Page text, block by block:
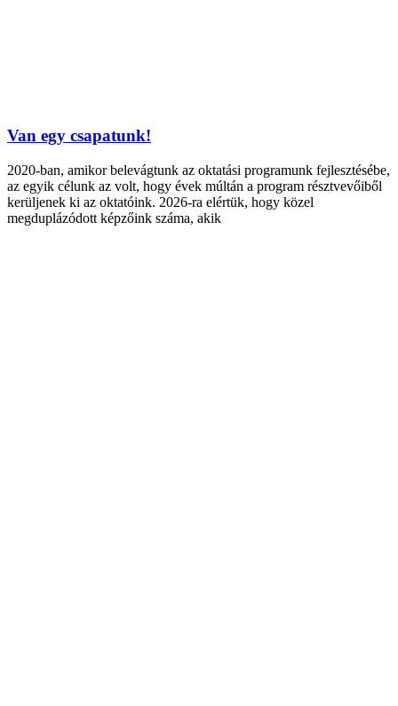
Van egy csapatunk!
2020-ban, amikor belevágtunk az oktatási programunk fejlesztésébe,
az egyik célunk az volt, hogy évek múltán a program résztvevőiből
kerüljenek ki az oktatóink. 2026-ra elértük, hogy közel
megduplázódott képzőink száma, akik